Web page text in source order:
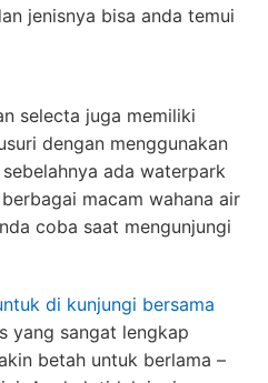
jenisnya bisa anda temui
selecta juga memiliki
dengan menggunakan
ada waterpark
macam wahana air
coba saat mengunjungi
di kunjungi bersama
yang sangat lengkap
betah untuk berlama –